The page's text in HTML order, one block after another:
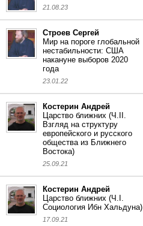
21.08.23
Строев Сергей
Мир на пороге глобальной
нестабильности: США
накануне выборов 2020
года
23.01.22
Костерин Андрей
Царство ближних (Ч.II.
Взгляд на структуру
европейского и русского
общества из Ближнего
Востока)
25.09.21
Костерин Андрей
Царство ближних (Ч.I.
Социология Ибн Хальдуна)
17.09.21